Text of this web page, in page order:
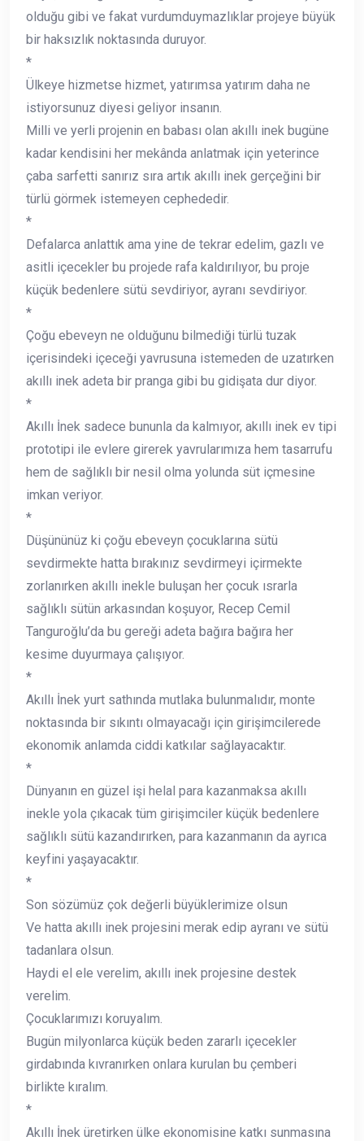
olduğu gibi ve fakat vurdumduymazlıklar projeye büyük
bir haksızlık noktasında duruyor.
*
Ülkeye hizmetse hizmet, yatırımsa yatırım daha ne
istiyorsunuz diyesi geliyor insanın.
Milli ve yerli projenin en babası olan akıllı inek bugüne
kadar kendisini her mekânda anlatmak için yeterince
çaba sarfetti sanırız sıra artık akıllı inek gerçeğini bir
türlü görmek istemeyen cephededir.
*
Defalarca anlattık ama yine de tekrar edelim, gazlı ve
asitli içecekler bu projede rafa kaldırılıyor, bu proje
küçük bedenlere sütü sevdiriyor, ayranı sevdiriyor.
*
Çoğu ebeveyn ne olduğunu bilmediği türlü tuzak
içerisindeki içeceği yavrusuna istemeden de uzatırken
akıllı inek adeta bir pranga gibi bu gidişata dur diyor.
*
Akıllı İnek sadece bununla da kalmıyor, akıllı inek ev tipi
prototipi ile evlere girerek yavrularımıza hem tasarrufu
hem de sağlıklı bir nesil olma yolunda süt içmesine
imkan veriyor.
*
Düşününüz ki çoğu ebeveyn çocuklarına sütü
sevdirmekte hatta bırakınız sevdirmeyi içirmekte
zorlanırken akıllı inekle buluşan her çocuk ısrarla
sağlıklı sütün arkasından koşuyor, Recep Cemil
Tanguroğlu’da bu gereği adeta bağıra bağıra her
kesime duyurmaya çalışıyor.
*
Akıllı İnek yurt sathında mutlaka bulunmalıdır, monte
noktasında bir sıkıntı olmayacağı için girişimcilerede
ekonomik anlamda ciddi katkılar sağlayacaktır.
*
Dünyanın en güzel işi helal para kazanmaksa akıllı
inekle yola çıkacak tüm girişimciler küçük bedenlere
sağlıklı sütü kazandırırken, para kazanmanın da ayrıca
keyfini yaşayacaktır.
*
Son sözümüz çok değerli büyüklerimize olsun
Ve hatta akıllı inek projesini merak edip ayranı ve sütü
tadanlara olsun.
Haydi el ele verelim, akıllı inek projesine destek
verelim.
Çocuklarımızı koruyalım.
Bugün milyonlarca küçük beden zararlı içecekler
girdabında kıvranırken onlara kurulan bu çemberi
birlikte kıralım.
*
Akıllı İnek üretirken ülke ekonomisine katkı sunmasına